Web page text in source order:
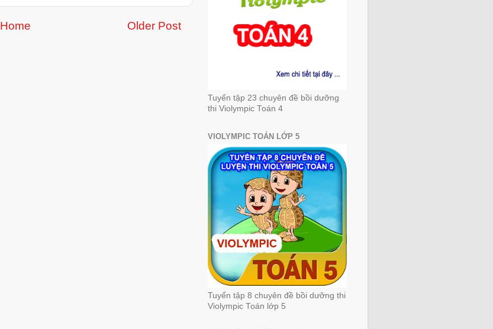
Older Post
Home
Tuyển tập 23 chuyên đề bồi dưỡng
thi Violympic Toán 4
VIOLYMPIC TOÁN LỚP 5
Tuyển tập 8 chuyên đề bồi dưỡng thi
Violympic Toán lớp 5